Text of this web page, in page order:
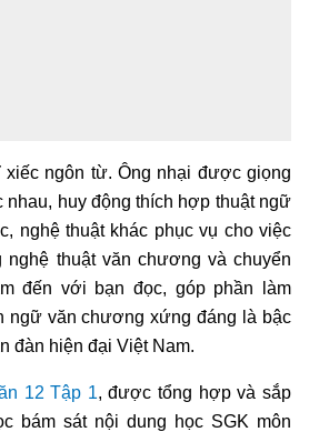
xiếc ngôn từ. Ông nhại được giọng
nhau, huy động thích hợp thuật ngữ
nghệ thuật khác phục vụ cho việc
thuật văn chương và chuyển
đến với bạn đọc, góp phần làm
ngữ văn chương xứng đáng là bậc
đàn hiện đại Việt Nam.
12 Tập 1, được tổng hợp và sắp
bám sát nội dung học SGK môn